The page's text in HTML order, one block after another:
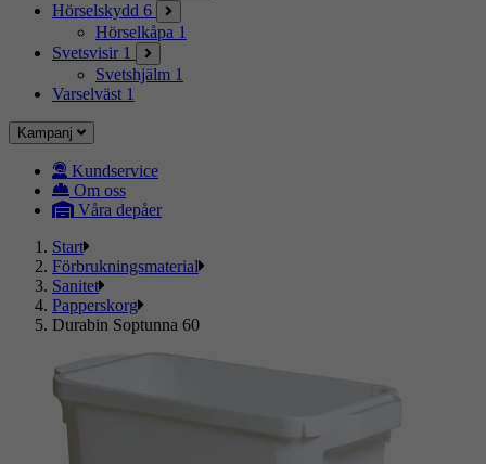
Hörselskydd 6
Hörselkåpa 1
Svetsvisir 1
Svetshjälm 1
Varselväst 1
Kampanj
Kundservice
Om oss
Våra depåer
Start
Förbrukningsmaterial
Sanitet
Papperskorg
Durabin Soptunna 60